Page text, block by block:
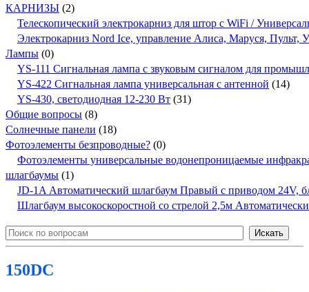
КАРНИЗЫ (2)
Телескопический электрокарниз для штор с WiFi /
Электрокарниз Nord Ice, управление Алиса, Маруся, Пульт,
Лампы (0)
YS-111 Сигнальная лампа с звуковым сигналом для
YS-422 Сигнальная лампа универсальная с антенной (14)
YS-430, светодиодная 12-230 Вт (31)
Общие вопросы (8)
Солнечные панели (18)
Фотоэлементы безпроводные? (0)
Фотоэлементы универсальные водонепроницаемые
шлагбаумы (1)
JD-1A Автоматический шлагбаум Правый с приводом 24V,
Шлагбаум высокоскоростной со стрелой 2,5м
150DC